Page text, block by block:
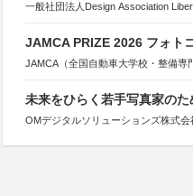
一般社団法人Design Association
JAMCA PRIZE 2026 フォト
JAMCA（全国自動車大学校・整備専
未来をひらく若手写真家の
OMデジタルソリューションズ株式会